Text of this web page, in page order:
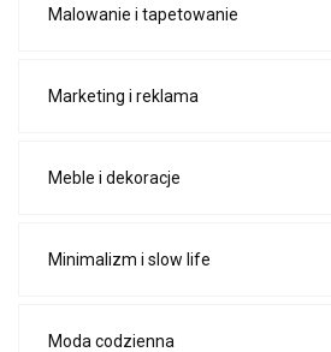
Malowanie i tapetowanie
Marketing i reklama
Meble i dekoracje
Minimalizm i slow life
Moda codzienna